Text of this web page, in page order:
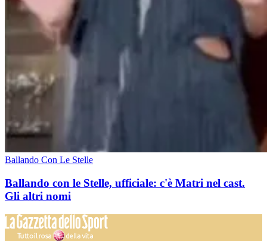
Ballando Con Le Stelle
Ballando con le Stelle, ufficiale: c'è Matri nel cast.
Gli altri nomi